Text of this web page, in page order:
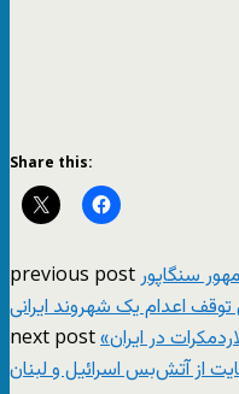
Share this:
previous post سنگاپور
توقف اعدام یک شهروند ایرانی
next postدر ایران»
از آتش‌بس اسرائیل و لبنان